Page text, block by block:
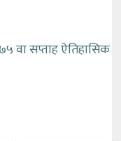
वा सप्ताह ऐतिहासिक